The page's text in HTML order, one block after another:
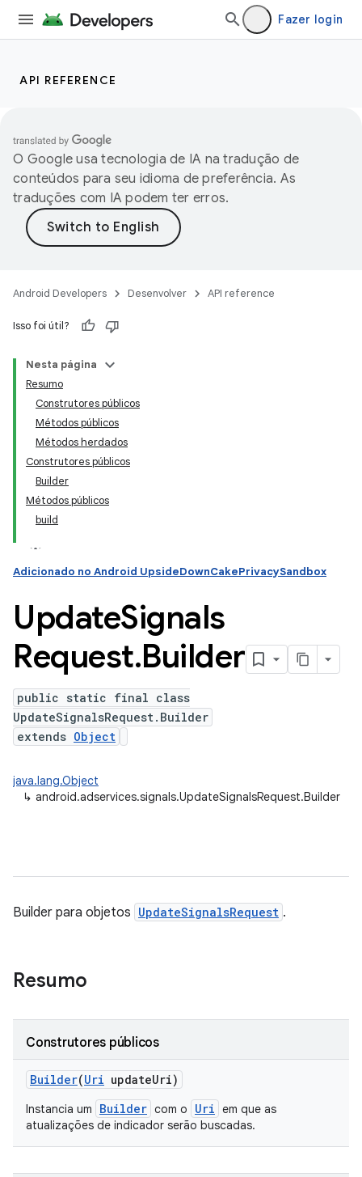
Fazer login
API REFERENCE
O Google usa tecnologia de IA na tradução de
conteúdos para seu idioma de preferência. As
traduções com IA podem ter erros.
Android Developers Desenvolver API reference
Isso foi útil?
Nesta página
Resumo
Construtores públicos
Métodos públicos
Métodos herdados
Construtores públicos
Builder
Métodos públicos
build
Adicionado no Android UpsideDownCakePrivacySandbox
UpdateSignals
Request.Builder
public static final class
UpdateSignalsRequest.Builder
extends Object
java.lang.Object
↳ android.adservices.signals.UpdateSignalsRequest.Builder
Builder para objetos UpdateSignalsRequest .
Resumo
Construtores públicos
Builder(Uri updateUri)
Instancia um Builder com o Uri em que as
atualizações de indicador serão buscadas.